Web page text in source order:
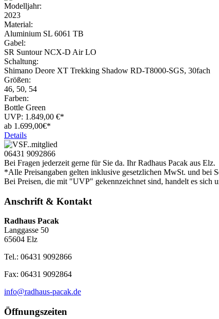
Modelljahr:
2023
Material:
Aluminium SL 6061 TB
Gabel:
SR Suntour NCX-D Air LO
Schaltung:
Shimano Deore XT Trekking Shadow RD-T8000-SGS, 30fach
Größen:
46, 50, 54
Farben:
Bottle Green
UVP: 1.849,00 €*
ab 1.699,00€*
Details
06431 9092866
Bei Fragen jederzeit gerne für Sie da. Ihr Radhaus Pacak aus Elz.
*Alle Preisangaben gelten inklusive gesetzlichen MwSt. und bei
Bei Preisen, die mit "UVP" gekennzeichnet sind, handelt es sich
Anschrift & Kontakt
Radhaus Pacak
Langgasse 50
65604 Elz
Tel.: 06431 9092866
Fax: 06431 9092864
info@radhaus-pacak.de
Öffnungszeiten